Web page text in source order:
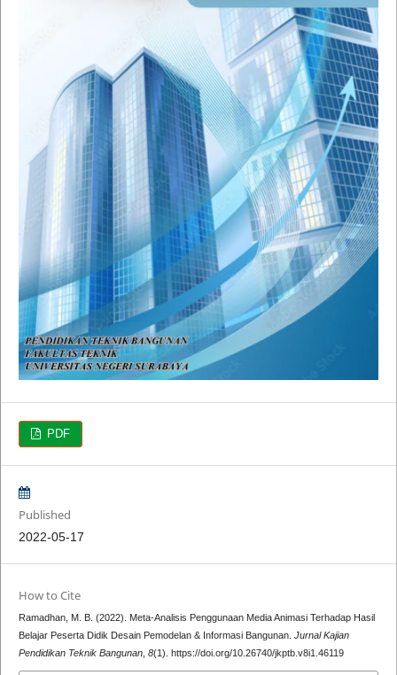
PDF
Published
2022-05-17
How to Cite
Ramadhan, M. B. (2022). Meta-Analisis Penggunaan Media Animasi Terhadap Hasil
Belajar Peserta Didik Desain Pemodelan & Informasi Bangunan. Jurnal Kajian
Pendidikan Teknik Bangunan, 8(1). https://doi.org/10.26740/jkptb.v8i1.46119